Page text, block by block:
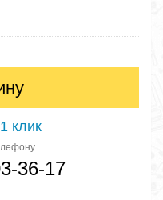
клик
36-17